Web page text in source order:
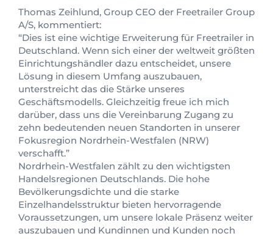
Thomas Zeihlund, Group CEO der Freetrailer Group
A/S, kommentiert:
“Dies ist eine wichtige Erweiterung für Freetrailer in
Deutschland. Wenn sich einer der weltweit größten
Einrichtungshändler dazu entscheidet, unsere
Lösung in diesem Umfang auszubauen,
unterstreicht das die Stärke unseres
Geschäftsmodells. Gleichzeitig freue ich mich
darüber, dass uns die Vereinbarung Zugang zu
zehn bedeutenden neuen Standorten in unserer
Fokusregion Nordrhein-Westfalen (NRW)
verschafft.”
Nordrhein-Westfalen zählt zu den wichtigsten
Handelsregionen Deutschlands. Die hohe
Bevölkerungsdichte und die starke
Einzelhandelsstruktur bieten hervorragende
Voraussetzungen, um unsere lokale Präsenz weiter
auszubauen und Kundinnen und Kunden noch